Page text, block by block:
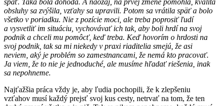
späť. Taká bola dohoda. A naozaj, na prvej zmene pomohla, kvalita
obsluhy sa zvýšila, vzťahy sa upravili. Potom sa vrátila späť a bolo
všetko v poriadku. Nie z pozície moci, ale treba poprosiť ľudí
a vysvetliť im situáciu, vychovávať ich tak, aby boli hrdí na svoj
podnik a chceli mu pomôcť, keď treba. Keď hovorím o hrdosti na
svoj podnik, tak sa mi niekedy v praxi riaditelia smejú, že asi
neviem, aký je problém so zamestnancami, že nemá kto pracovať.
Ja viem, že to nie je jednoduché, ale musíme hľadať riešenia, inak
sa nepohneme.
Najťažšia práca vždy je, aby ľudia pochopili, že k zlepšeniu
vzťahov musí každý prejsť svoj kus cesty, netrvať na tom, že ten